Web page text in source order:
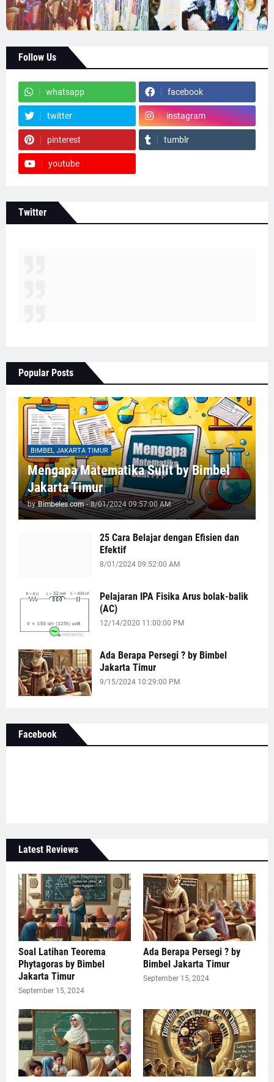
Follow Us
whatsapp facebook
twitter instagram
pinterest tumblr
youtube
Twitter
Popular Posts
BIMBEL JAKARTA TIMUR
Mengapa Matematika Sulit by Bimbel
Jakarta Timur
by Bimbeles.com - 8/01/2024 09:57:00 AM
25 Cara Belajar dengan Efisien dan
Efektif
8/01/2024 09:52:00 AM
Pelajaran IPA Fisika Arus bolak-balik
(AC)
12/14/2020 11:00:00 PM
Ada Berapa Persegi ? by Bimbel
Jakarta Timur
9/15/2024 10:29:00 PM
Facebook
Latest Reviews
Soal Latihan Teorema
Phytagoras by Bimbel
Jakarta Timur
September 15, 2024
Ada Berapa Persegi ? by
Bimbel Jakarta Timur
September 15, 2024